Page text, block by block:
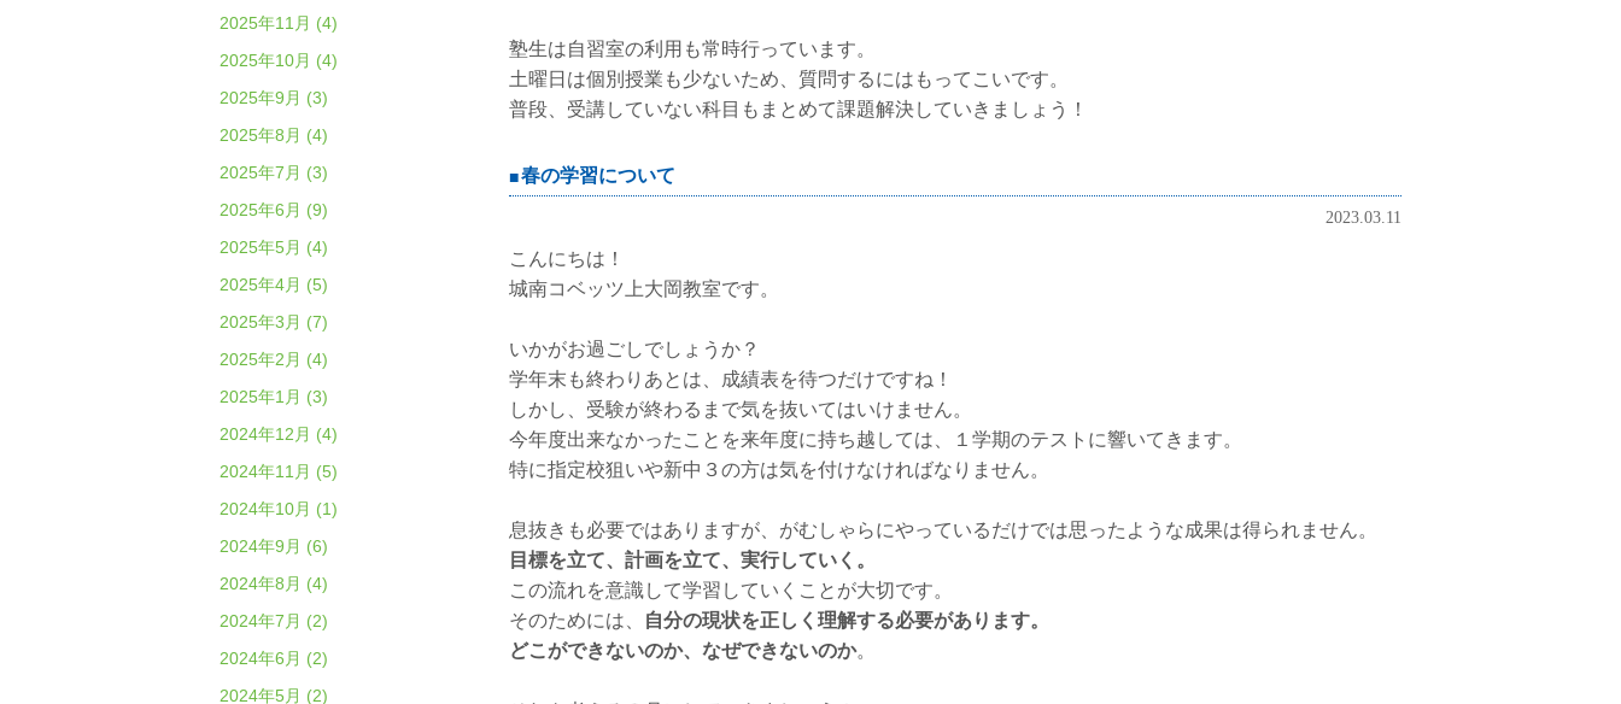
塾生は自習室の利用も常時行っています。
土曜日は個別授業も少ないため、質問するにはもってこいです。
普段、受講していない科目もまとめて課題解決していきましょう！
春の学習について
2023.03.11
こんにちは！
城南コベッツ上大岡教室です。
いかがお過ごしでしょうか？
学年末も終わりあとは、成績表を待つだけですね！
しかし、受験が終わるまで気を抜いてはいけません。
今年度出来なかったことを来年度に持ち越しては、１学期のテストに響いてきます。
特に指定校狙いや新中３の方は気を付けなければなりません。
息抜きも必要ではありますが、がむしゃらにやっているだけでは思ったような成果は得られません。
目標を立て、計画を立て、実行していく。
この流れを意識して学習していくことが大切です。
そのためには、
自分の現状を正しく理解する必要があります。
どこができないのか、なぜできないのか。
2025年11月 (4)
2025年10月 (4)
2025年9月 (3)
2025年8月 (4)
2025年7月 (3)
2025年6月 (9)
2025年5月 (4)
2025年4月 (5)
2025年3月 (7)
2025年2月 (4)
2025年1月 (3)
2024年12月 (4)
2024年11月 (5)
2024年10月 (1)
2024年9月 (6)
2024年8月 (4)
2024年7月 (2)
2024年6月 (2)
2024年5月 (2)